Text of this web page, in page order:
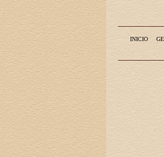
INICIO